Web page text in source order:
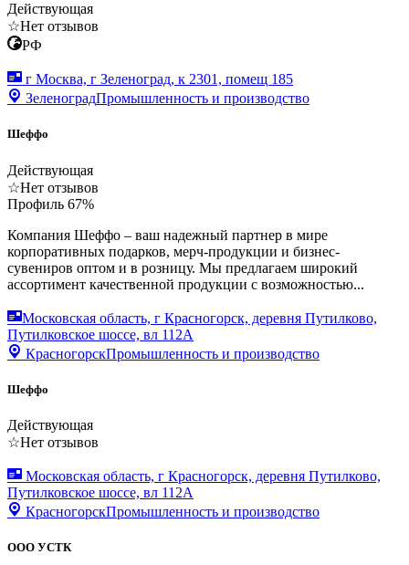
Действующая
☆Нет отзывов
РФ
г Москва, г Зеленоград, к 2301, помещ 185
ЗеленоградПромышленность и производство
Шеффо
Действующая
☆Нет отзывов
Профиль 67%
Компания Шеффо – ваш надежный партнер в мире
корпоративных подарков, мерч-продукции и бизнес-
сувениров оптом и в розницу. Мы предлагаем широкий
ассортимент качественной продукции с возможностью...
Московская область, г Красногорск, деревня Путилково,
Путилковское шоссе, вл 112А
КрасногорскПромышленность и производство
Шеффо
Действующая
☆Нет отзывов
Московская область, г Красногорск, деревня Путилково,
Путилковское шоссе, вл 112А
КрасногорскПромышленность и производство
ООО УСТК